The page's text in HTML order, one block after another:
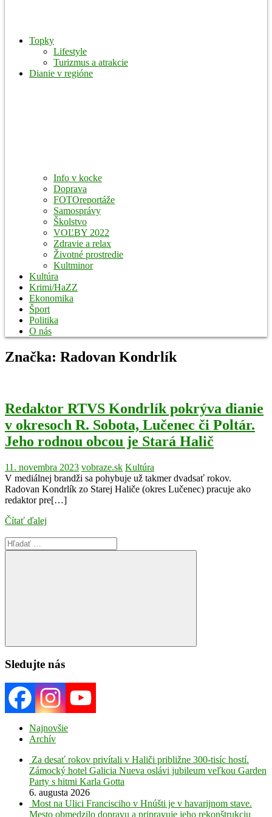
Topky
Lifestyle
Turizmus a atrakcie
Dianie v regióne
Info v kocke
Doprava
FOTOreportáže
Samosprávy
Školstvo
VOĽBY 2022
Zdravie a relax
Životné prostredie
Kultminor
Kultúra
Krimi/HaZZ
Ekonomika
Šport
Politika
O nás
Značka: Radovan Kondrlík
Redaktor RTVS Kondrlík pokrýva dianie
v okresoch R. Sobota, Lučenec či Poltár.
Jeho rodnou obcou je Stará Halič
11. novembra 2023 vobraze.sk Kultúra
V mediálnej brandži sa pohybuje už takmer dvadsať rokov.
Radovan Kondrlík zo Starej Haliče (okres Lučenec) pracuje ako
redaktor pre[…]
Čítať ďalej
Search
for:
Search
Sledujte nás
Najnovšie
Archív
Za desať rokov privítali v Haliči približne 300-tisíc hostí.
Zámocký hotel Galicia Nueva oslávi jubileum veľkou Garden
Party s hitmi Karla Gotta
6. augusta 2026
Most na Ulici Francisciho v Hnúšti je v havarijnom stave.
Mesto obmedzilo dopravu a pripravuje jeho rekonštrukciu